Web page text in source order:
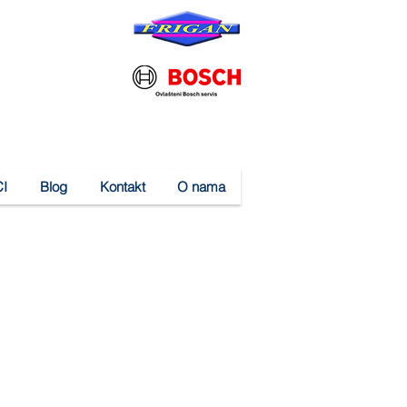
Blog Kontakt O nama